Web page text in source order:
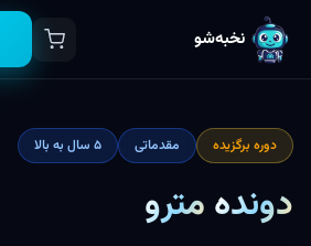
نخبه‌شو
دوره برگزیده مقدماتی ۵ سال به بالا
دونده مترو